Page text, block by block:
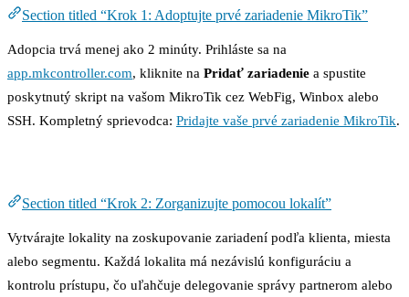
Section titled “Krok 1: Adoptujte prvé zariadenie MikroTik”
Adopcia trvá menej ako 2 minúty. Prihláste sa na
app.mkcontroller.com, kliknite na Pridať zariadenie a spustite
poskytnutý skript na vašom MikroTik cez WebFig, Winbox alebo
SSH. Kompletný sprievodca: Pridajte vaše prvé zariadenie MikroTik.
Section titled “Krok 2: Zorganizujte pomocou lokalít”
Vytvárajte lokality na zoskupovanie zariadení podľa klienta, miesta
alebo segmentu. Každá lokalita má nezávislú konfiguráciu a
kontrolu prístupu, čo uľahčuje delegovanie správy partnerom alebo